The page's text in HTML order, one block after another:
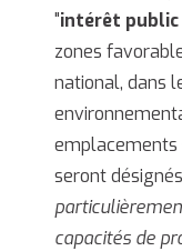
"intérêt public
zones
national, dans
emplacements
seront
capacités de